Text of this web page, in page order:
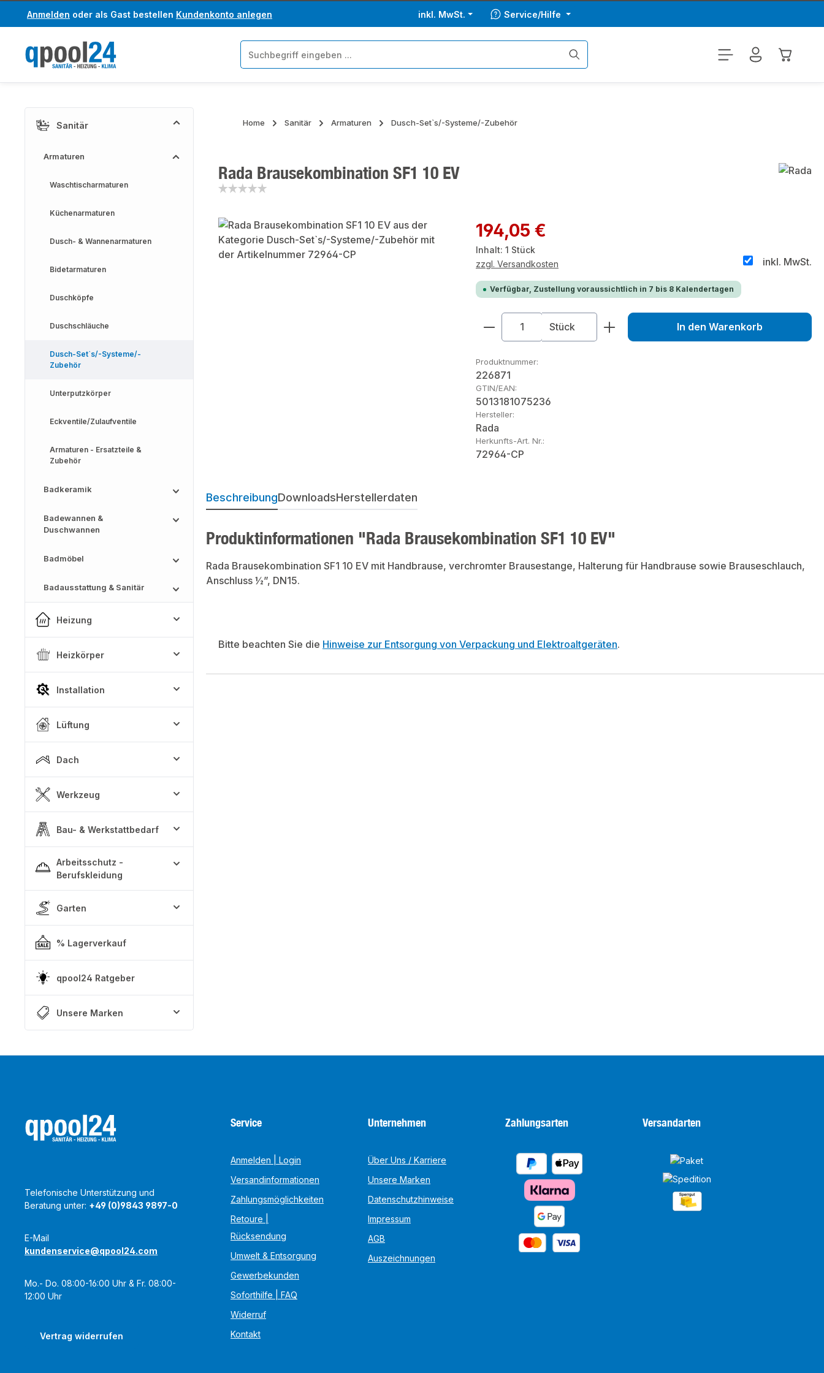
Hauptinhalt springen
Zur Suche springen
Anmelden oder als Gast bestellen Kundenkonto anlegen inkl. MwSt. Service/Hilfe
Sanitär
Armaturen
Waschtischarmaturen
Küchenarmaturen
Dusch- & Wannenarmaturen
Bidetarmaturen
Duschköpfe
Duschschläuche
Dusch-Set`s/-Systeme/-
Zubehör
Unterputzkörper
Eckventile/Zulaufventile
Armaturen - Ersatzteile &
Zubehör
Badkeramik
Badewannen &
Duschwannen
Badmöbel
Badausstattung & Sanitär
Heizung
Heizkörper
Installation
Lüftung
Dach
Werkzeug
Bau- & Werkstattbedarf
Arbeitsschutz -
Berufskleidung
Garten
% Lagerverkauf
qpool24 Ratgeber
Unsere Marken
Home Sanitär Armaturen Dusch-Set`s/-Systeme/-Zubehör
Rada Brausekombination SF1 10 EV
Bildergalerie überspringen Regulärer Preis:
194,05 €
Inhalt: 1 Stück
inkl. MwSt.
zzgl. Versandkosten
Verfügbar, Zustellung voraussichtlich in 7 bis 8 Kalendertagen
Produkt Anzahl: Gib den gewünschten Wert
Stück In den Warenkorb
Produktnummer:
226871
GTIN/EAN:
5013181075236
Hersteller:
Rada
Herkunfts-Art. Nr.:
72964-CP
BeschreibungDownloadsHerstellerdaten
Produktinformationen "Rada Brausekombination SF1 10 EV"
Rada Brausekombination SF1 10 EV mit Handbrause, verchromter Brausestange, Halterung für Handbrause sowie Brauseschlauch,
Anschluss ½”, DN15.
Bitte beachten Sie die Hinweise zur Entsorgung von Verpackung und Elektroaltgeräten.
Telefonische Unterstützung und
Beratung unter: +49 (0)9843 9897-0
E-Mail
kundenservice@qpool24.com
Mo.- Do. 08:00-16:00 Uhr & Fr. 08:00-
12:00 Uhr
Vertrag widerrufen
Service
Anmelden | Login
Versandinformationen
Zahlungsmöglichkeiten
Retoure |
Rücksendung
Umwelt & Entsorgung
Gewerbekunden
Soforthilfe | FAQ
Widerruf
Kontakt
Unternehmen
Über Uns / Karriere
Unsere Marken
Datenschutzhinweise
Impressum
AGB
Auszeichnungen
Zahlungsarten Versandarten